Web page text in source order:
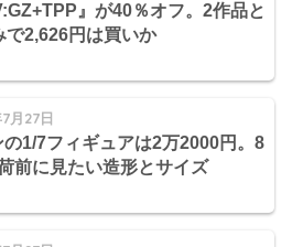
』が40％オフ。2作品と
で2,626円は買いか
月27日
の1/7フィギュアは2万2000円。8
前に見たい造形とサイズ